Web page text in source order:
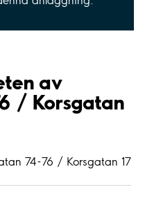
av
/ Korsgatan
74-76 / Korsgatan 17